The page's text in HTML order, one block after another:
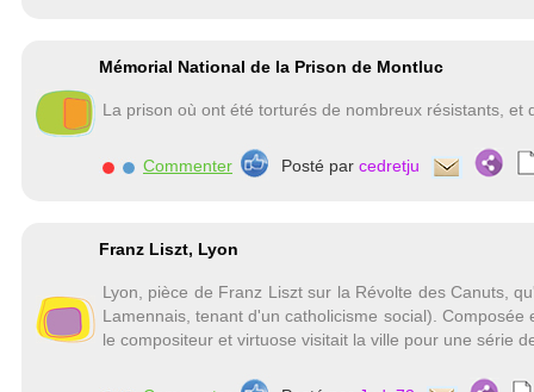
Mémorial National de la Prison de Montluc
La prison où ont été torturés de nombreux résistants, et
Commenter Posté par cedretju
Franz Liszt, Lyon
Lyon, pièce de Franz Liszt sur la Révolte des Canuts,
Lamennais, tenant d'un catholicisme social).
le compositeur et virtuose visitait la ville pour une série